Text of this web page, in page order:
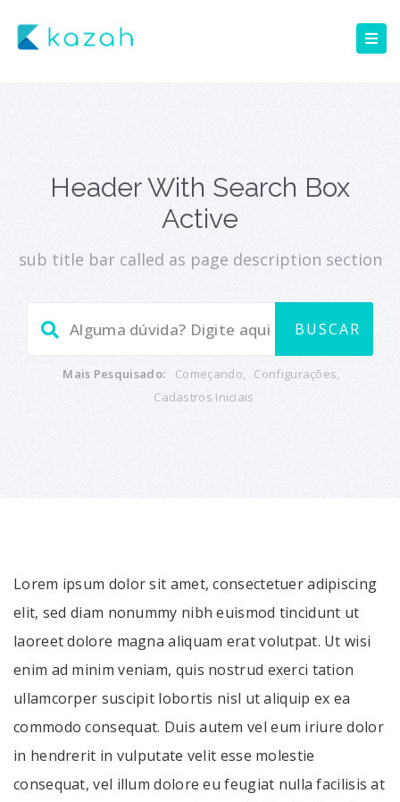
Header With Search Box
Active
sub title bar called as page description section
Mais Pesquisado: Começando, Configurações,
Cadastros Iniciais
Lorem ipsum dolor sit amet, consectetuer adipiscing
elit, sed diam nonummy nibh euismod tincidunt ut
laoreet dolore magna aliquam erat volutpat. Ut wisi
enim ad minim veniam, quis nostrud exerci tation
ullamcorper suscipit lobortis nisl ut aliquip ex ea
commodo consequat. Duis autem vel eum iriure dolor
in hendrerit in vulputate velit esse molestie
consequat, vel illum dolore eu feugiat nulla facilisis at